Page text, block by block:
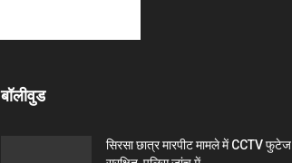
बॉलीवुड
सिरसा छात्र मारपीट मामले में CCTV फुटेज